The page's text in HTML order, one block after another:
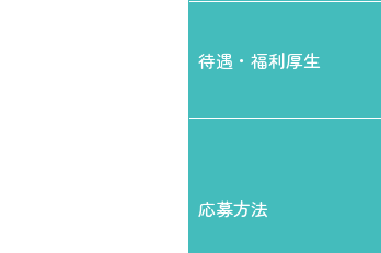
待遇・福利厚生
応募方法